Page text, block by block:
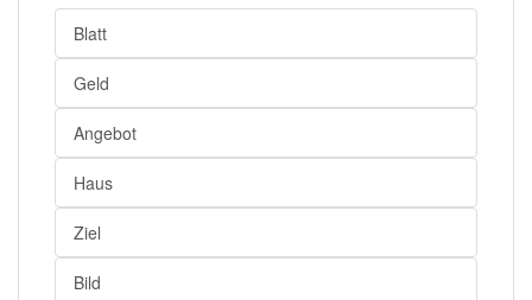
Mann
Auftrag
Grund
Prozess
Streit
Schutz
Leistung
Platte
Gruppe
Leitung
Aufnahme
Seite
Blatt
Geld
Angebot
Haus
Ziel
Bild